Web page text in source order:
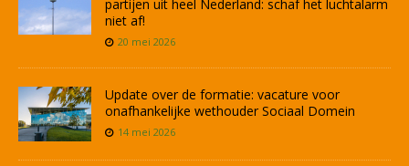
partijen uit heel Nederland: schaf het luchtalarm
niet af!
20 mei 2026
Update over de formatie: vacature voor
onafhankelijke wethouder Sociaal Domein
14 mei 2026